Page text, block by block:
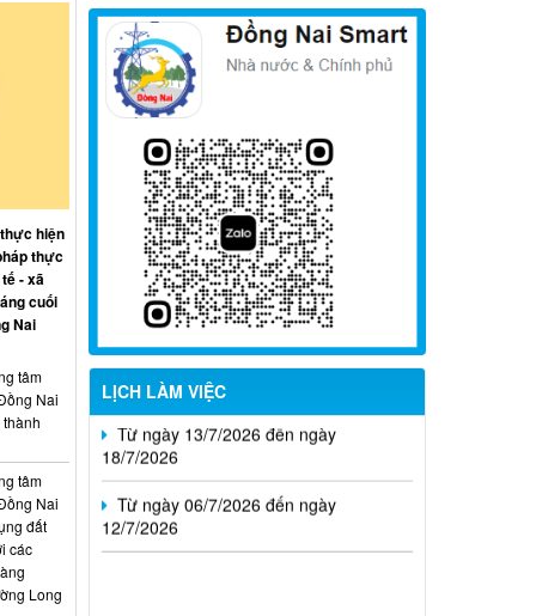
LỊCH LÀM VIỆC
Từ ngày 03/8/2026 đến ngày
09/8/2026
Từ ngày 27/7/2026 đến ngày
02/8/2026
Từ ngày 20/7/2026 đến ngày
26/7/2026
Từ ngày 13/7/2026 đến ngày
18/7/2026
12/7/2026
hiện
thực
- xã
cuối
Nai
tâm
Nai
tâm
Nai
đất
các
Long